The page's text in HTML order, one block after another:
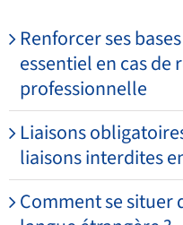
Renforcer ses
essentiel en cas de
professionnelle
Liaisons
liaisons interdites
Comment se situer